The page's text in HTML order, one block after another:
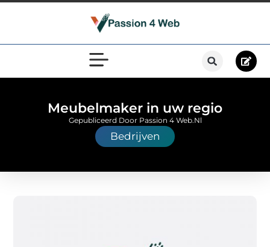
Meubelmaker in uw regio
Bedrijven
Gepubliceerd Door Passion 4 Web.nl